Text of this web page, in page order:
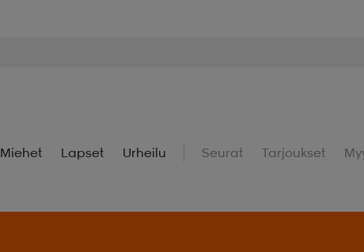
Miehet Lapset Urheilu Seurat Tarjoukset